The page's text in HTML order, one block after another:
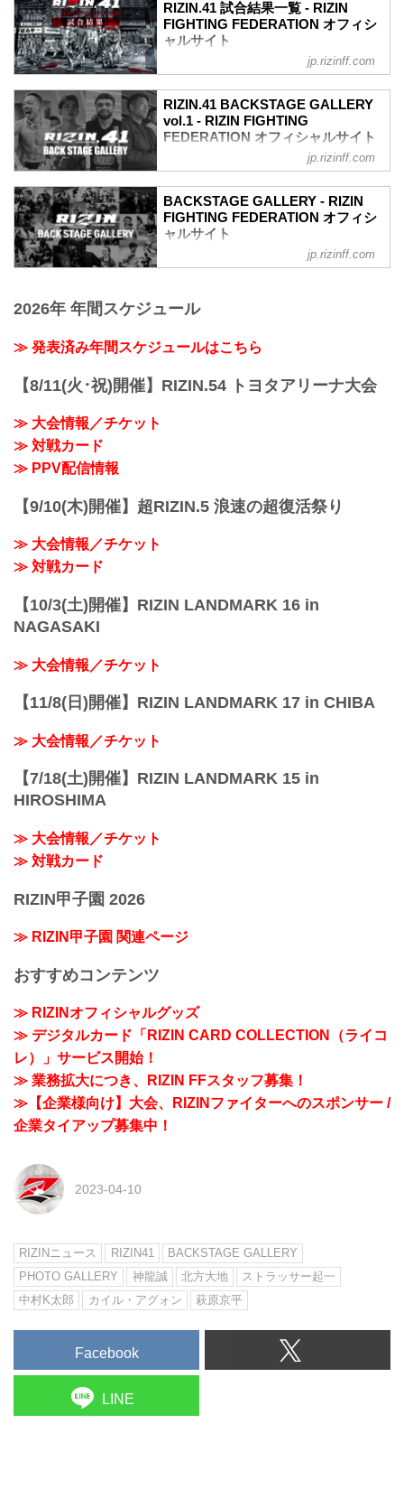
RIZIN.41 試合結果一覧 - RIZIN
FIGHTING FEDERATION オフィシ
ャルサイト
第10試合／皇治 vs. 芦澤竜誠
3R（61.0kg）
（LOSE）皇治 vs. 芦澤竜誠（WIN）
3R 判定 （1-2）
第9試合／ヴガール・ケラモフ vs. 堀江圭
功
RIZIN MMAルール：5分 3R（66.0kg）
（WIN）ヴガール・ケラモフ vs. 堀江圭
功（LOSE）
2R 3分21秒 SUB（タップアウト：リアネ
イキッドチョーク）
第8試合／ストラッサー起一 vs. 中村K太
RIZIN ...
jp.rizinff.com
RIZIN.41 BACKSTAGE GALLERY
vol.1 - RIZIN FIGHTING
FEDERATION オフィシャルサイト
戦いの裏側で選手が見せる真実の素顔を
第1試合〜第8試合までのvol.2はこちら！
第10試合／皇治 vs. 芦澤竜誠
5
功
3
RIZIN.41 試合結果一覧 - RIZIN
jp.rizinff.com
BACKSTAGE GALLERY - RIZIN
FIGHTING FEDERATION オフィシ
ャルサイト
BACKSTAGE GALLERY の記事一覧 - 格
イジン ファイティング フェデレーショ
いきます。
jp.rizinff.com
2026年 年間スケジュール
≫ 発表済み年間スケジュールはこちら
【8/11(火･祝)開催】RIZIN.54 トヨタアリーナ大会
≫ 大会情報／チケット
≫ 対戦カード
≫ PPV配信情報
【9/10(木)開催】超RIZIN.5 浪速の超復活祭り
≫ 大会情報／チケット
≫ 対戦カード
【10/3(土)開催】RIZIN LANDMARK 16 in
NAGASAKI
≫ 大会情報／チケット
【11/8(日)開催】RIZIN LANDMARK 17 in CHIBA
≫ 大会情報／チケット
【7/18(土)開催】RIZIN LANDMARK 15 in
HIROSHIMA
≫ 大会情報／チケット
≫ 対戦カード
RIZIN甲子園 2026
≫ RIZIN甲子園 関連ページ
おすすめコンテンツ
≫ RIZINオフィシャルグッズ
≫ デジタルカード「RIZIN CARD COLLECTION（ライコ
レ）」サービス開始！
≫ 業務拡大につき、RIZIN FFスタッフ募集！
≫【企業様向け】大会、RIZINファイターへのスポンサー /
企業タイアップ募集中！
2023-04-10
RIZINニュース RIZIN41
BACKSTAGE GALLERY
PHOTO GALLERY
神龍誠 北方大地
ストラッサー起一
中村K太郎
カイル・アグォン 萩原京平
Facebook
LINE